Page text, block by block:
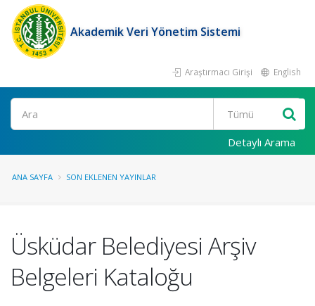
Akademik Veri Yönetim Sistemi
Araştırmacı Girişi English
Ara
Detaylı Arama
ANA SAYFA SON EKLENEN YAYINLAR
Üsküdar Belediyesi Arşiv
Belgeleri Kataloğu